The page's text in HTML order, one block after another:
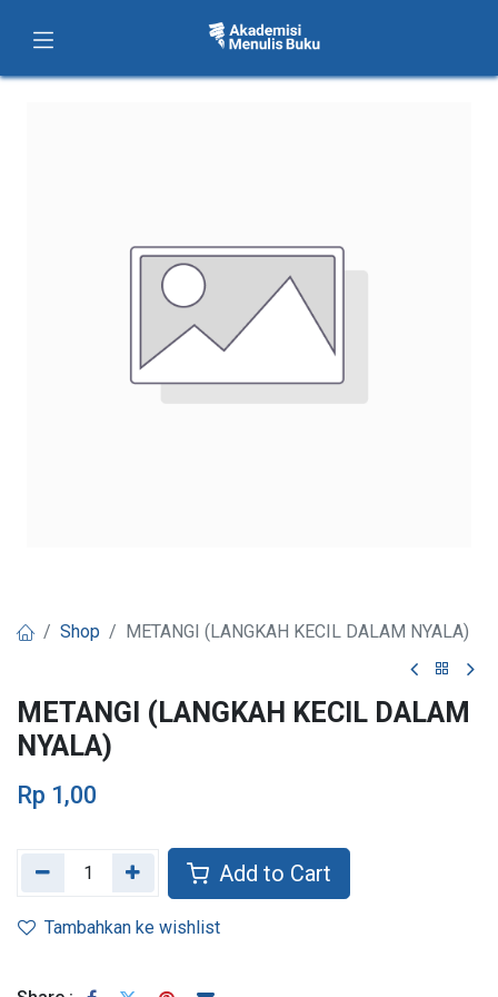
Shop METANGI (LANGKAH KECIL DALAM NYALA)
METANGI (LANGKAH KECIL DALAM
NYALA)
Rp 1,00
Add to Cart
Tambahkan ke wishlist